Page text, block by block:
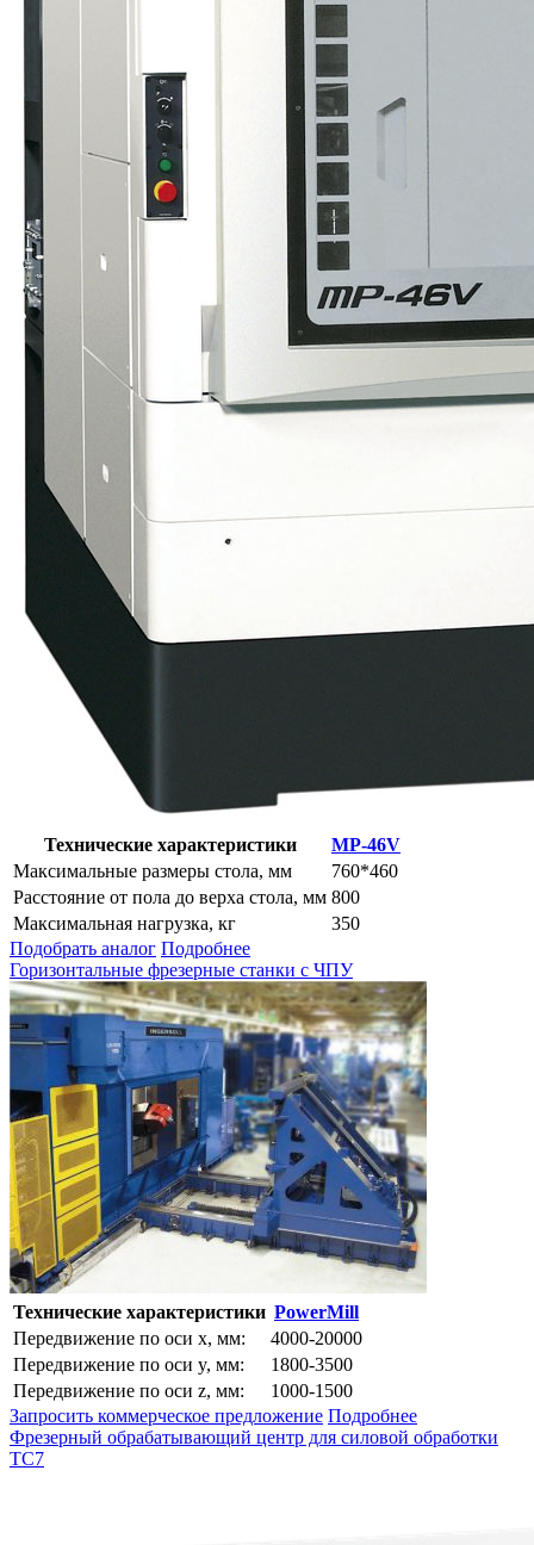
Технические характеристики
MP-46V
Максимальные размеры стола, мм
760*460
Расстояние от пола до верха стола, мм 800
Максимальная нагрузка, кг
350
Подобрать аналог Подробнее
Горизонтальные фрезерные станки с ЧПУ
Технические характеристики PowerMill
Передвижение по оси x, мм:
4000-20000
Передвижение по оси y, мм:
1800-3500
Передвижение по оси z, мм:
1000-1500
Запросить коммерческое предложение Подробнее
Фрезерный обрабатывающий центр для силовой обработки
TC7